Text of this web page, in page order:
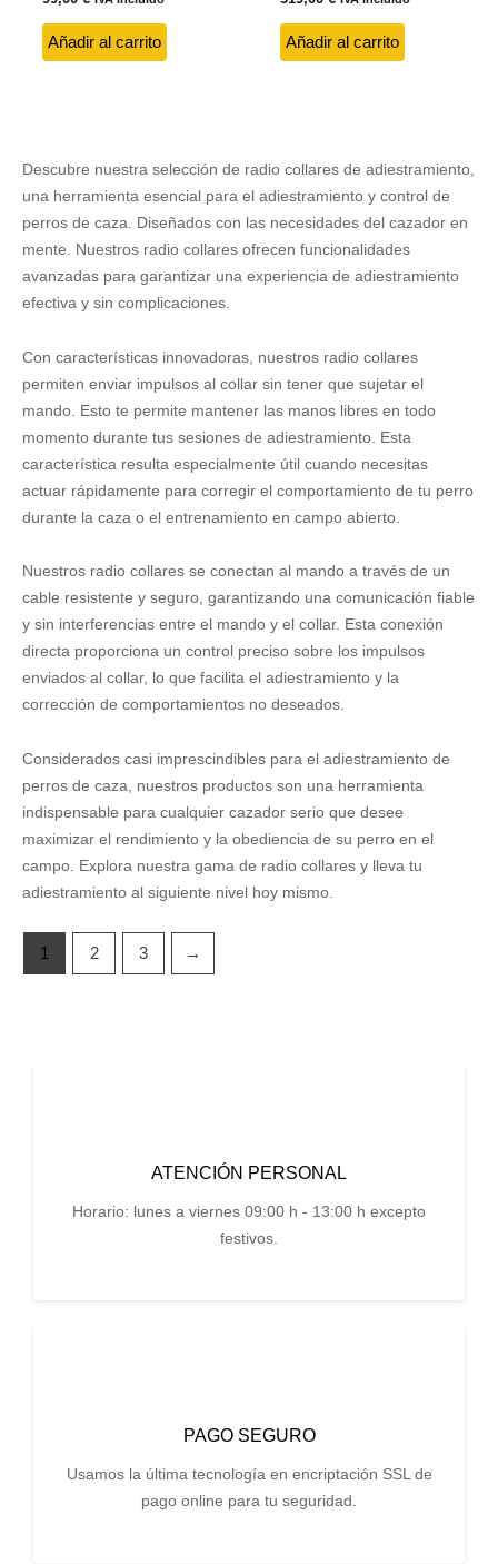
Añadir al carrito Añadir al carrito
Descubre nuestra selección de radio collares de adiestramiento,
una herramienta esencial para el adiestramiento y control de
perros de caza. Diseñados con las necesidades del cazador en
mente. Nuestros radio collares ofrecen funcionalidades
avanzadas para garantizar una experiencia de adiestramiento
efectiva y sin complicaciones.
Con características innovadoras, nuestros radio collares
permiten enviar impulsos al collar sin tener que sujetar el
mando. Esto te permite mantener las manos libres en todo
momento durante tus sesiones de adiestramiento. Esta
característica resulta especialmente útil cuando necesitas
actuar rápidamente para corregir el comportamiento de tu perro
durante la caza o el entrenamiento en campo abierto.
Nuestros radio collares se conectan al mando a través de un
cable resistente y seguro, garantizando una comunicación fiable
y sin interferencias entre el mando y el collar. Esta conexión
directa proporciona un control preciso sobre los impulsos
enviados al collar, lo que facilita el adiestramiento y la
corrección de comportamientos no deseados.
Considerados casi imprescindibles para el adiestramiento de
perros de caza, nuestros productos son una herramienta
indispensable para cualquier cazador serio que desee
maximizar el rendimiento y la obediencia de su perro en el
campo. Explora nuestra gama de radio collares y lleva tu
adiestramiento al siguiente nivel hoy mismo.
1 2 3 →
ATENCIÓN PERSONAL
Horario: lunes a viernes 09:00 h - 13:00 h excepto
festivos.
PAGO SEGURO
Usamos la última tecnología en encriptación SSL de
pago online para tu seguridad.